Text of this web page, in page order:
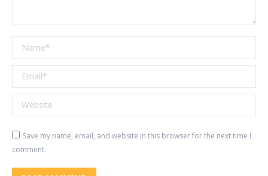
Name *
Email *
Website
Save my name, email, and website in this browser for the next time I
comment.